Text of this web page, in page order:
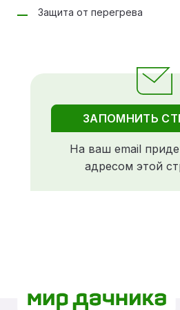
Защита от перегрева
ЗАПОМНИТЬ
На ваш email
адресом этой